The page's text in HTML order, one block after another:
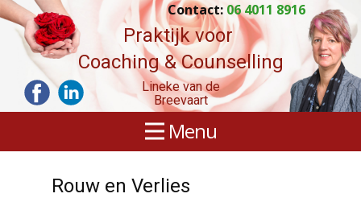
Contact: 06 4011 8916
Praktijk voor
Coaching & Counselling
Lineke van de
Breevaart
Menu
Rouw en Verlies